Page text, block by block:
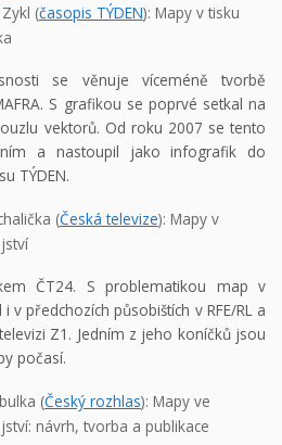
(časopis TÝDEN): Mapy v tisku
se věnuje víceméně tvorbě
S grafikou se poprvé setkal na
vektorů. Od roku 2007 se tento
a nastoupil jako infografik do
TÝDEN.
(Česká televize): Mapy v
ČT24. S problematikou map v
v předchozích působištích v RFE/RL a
Z1. Jedním z jeho koníčků jsou
počasí.
(Český rozhlas): Mapy ve
návrh, tvorba a publikace